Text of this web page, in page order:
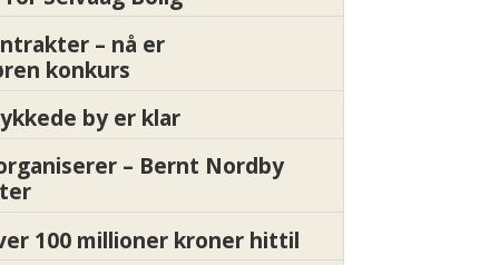
– nå er
konkurs
by er klar
– Bernt Nordby
100 millioner kroner hittil